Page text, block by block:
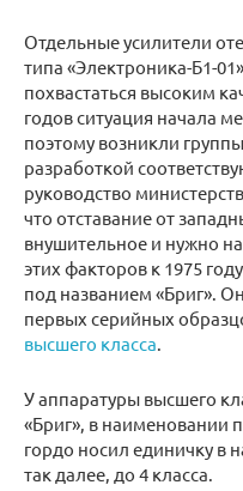
Отдельные усилители
типа «Электроника-Б1-
похвастаться высоким
годов ситуация начала
поэтому возникли
разработкой
руководство
что отставание от
внушительное и нужно
этих факторов к 1975
под названием «Бриг».
первых серийных
высшего класса.
У аппаратуры высшего
«Бриг», в наименовании
гордо носил единичку в
так далее, до 4 класса.